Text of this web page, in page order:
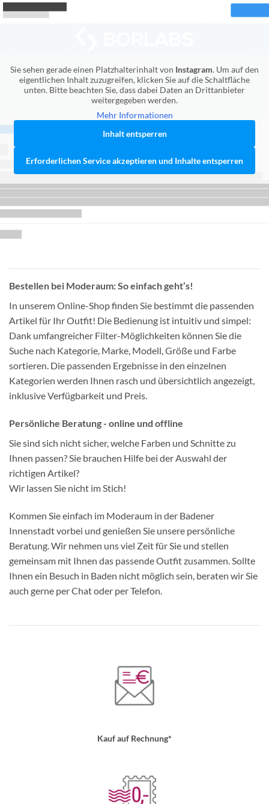
Sie sehen gerade einen Platzhalterinhalt von Instagram. Um auf den
eigentlichen Inhalt zuzugreifen, klicken Sie auf die Schaltfläche
unten. Bitte beachten Sie, dass dabei Daten an Drittanbieter
weitergegeben werden.
Mehr Informationen
Inhalt entsperren
Erforderlichen Service akzeptieren und Inhalte entsperren
Bestellen bei Moderaum: So einfach geht’s!
In unserem Online-Shop finden Sie bestimmt die passenden
Artikel für Ihr Outfit! Die Bedienung ist intuitiv und simpel:
Dank umfangreicher Filter-Möglichkeiten können Sie die
Suche nach Kategorie, Marke, Modell, Größe und Farbe
sortieren. Die passenden Ergebnisse in den einzelnen
Kategorien werden Ihnen rasch und übersichtlich angezeigt,
inklusive Verfügbarkeit und Preis.
Persönliche Beratung - online und offline
Sie sind sich nicht sicher, welche Farben und Schnitte zu
Ihnen passen? Sie brauchen Hilfe bei der Auswahl der
richtigen Artikel?
Wir lassen Sie nicht im Stich!
Kommen Sie einfach im Moderaum in der Badener
Innenstadt vorbei und genießen Sie unsere persönliche
Beratung. Wir nehmen uns viel Zeit für Sie und stellen
gemeinsam mit Ihnen das passende Outfit zusammen. Sollte
Ihnen ein Besuch in Baden nicht möglich sein, beraten wir Sie
auch gerne per Chat oder per Telefon.
Kauf auf Rechnung*